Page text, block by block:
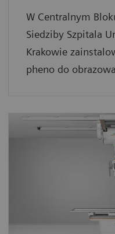
W Centralnym
Siedziby Szpitala
Krakowie
pheno do